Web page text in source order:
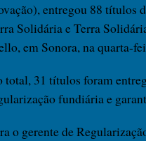
entregou 88 títulos
Solidária e Terra
em Sonora, na quarta-
total, 31 títulos foram
fundiária e
o gerente de